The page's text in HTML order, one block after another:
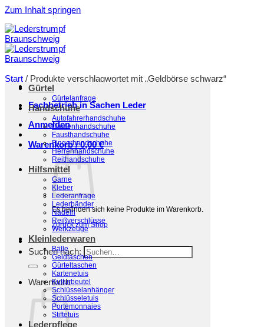
Zum Inhalt springen
Fachbetrieb in Sachen Leder
Anmelden
Warenkorb /0,00€
Es befinden sich keine Produkte im Warenkorb.
Zurück zum Shop
Suchen nach:
Warenkorb
Gürtel
Gürtelanfrage
Handschuhe
Autofahrerhandschuhe
Damenhandschuhe
Fausthandschuhe
Fingerhandschuhe
Herrenhandschuhe
Reithandschuhe
Hilfsmittel
Garne
Kleber
Lederanfrage
Lederbänder
Nadeln
Reißverschlüsse
Werkzeuge
Kleinlederwaren
Bälle
Geldtaschen
Gürteltaschen
Kartenetuis
Kulturbeutel
Schlüsselanhänger
Schlüsseletuis
Portemonnaies
Stiftetuis
Lederpflege
Start / Produkte verschlagwortet mit „Geldbörse schwarz“
Filter